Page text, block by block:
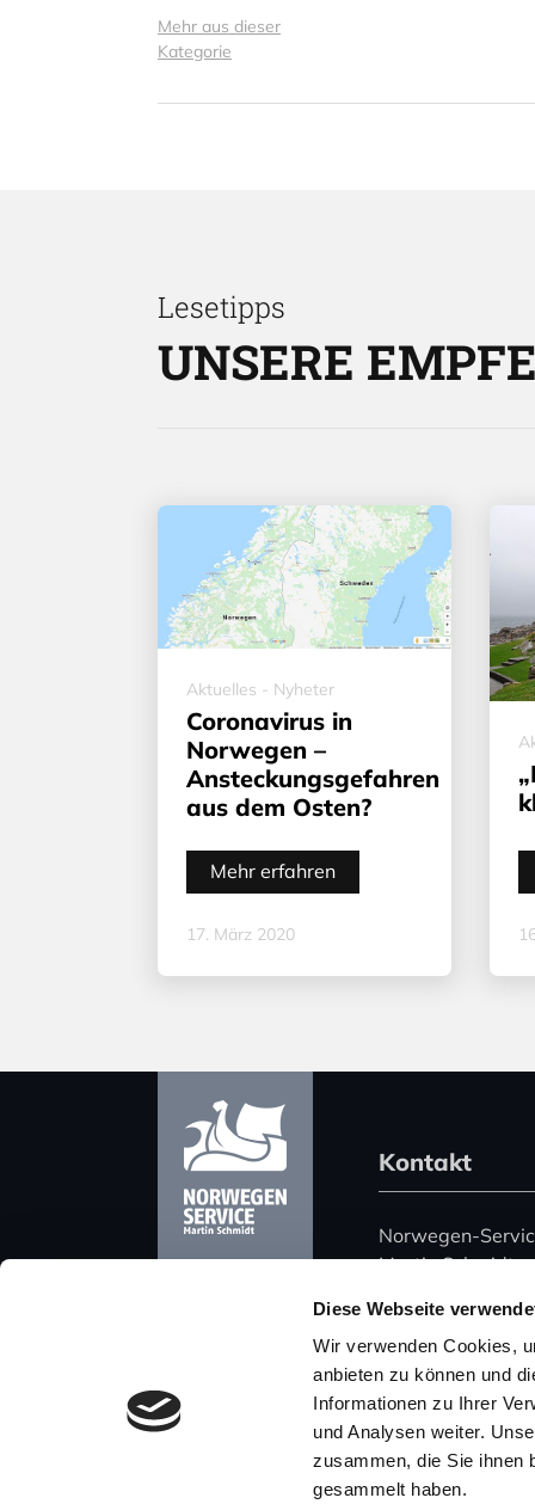
Diese Webseite
Wir verwenden Cookies,
anbieten zu können und
Informationen zu Ihrer
und Analysen weiter.
zusammen, die Sie ihnen
gesammelt haben.
Mehr aus dieser
Kategorie
Lesetipps
UNSERE
Aktuelles - Nyheter
Coronavirus in
Norwegen –
Ansteckungsgefahren
aus dem Osten?
Mehr erfahren
17. März 2020
Kontakt
Norwegen-
Martin Schmidt
Harz 51
06108 Halle
Deutschland
Telefon: +49 (0)
Mobil: +49 (0)
E-Mail: